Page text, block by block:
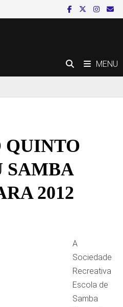
MENU
QUINTO
SAMBA
2012
A
Sociedade
Recreativa
Escola de
Samba